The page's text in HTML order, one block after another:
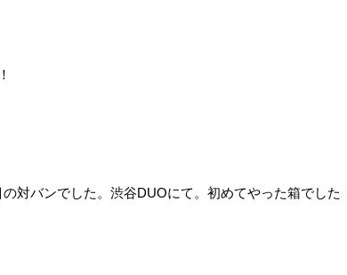
対バンでした。渋谷DUOにて。初めてやった箱でした